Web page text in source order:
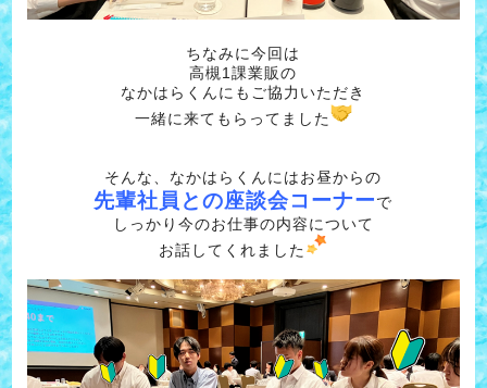
ちなみに今回は
高槻1課業販の
なかはらくんにもご協力いただき
一緒に来てもらってました
そんな、なかはらくんにはお昼からの
先輩社員との座談会コーナーで
しっかり今のお仕事の内容について
お話してくれました